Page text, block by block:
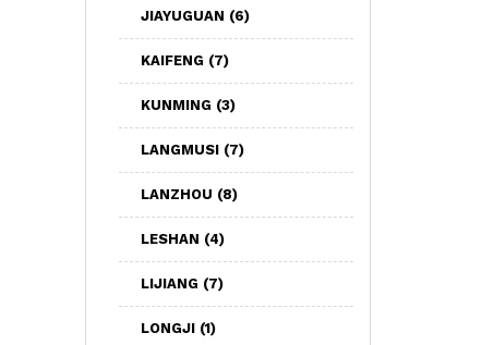
JIAYUGUAN (6)
KAIFENG (7)
KUNMING (3)
LANGMUSI (7)
LANZHOU (8)
LESHAN (4)
LIJIANG (7)
LONGJI (1)